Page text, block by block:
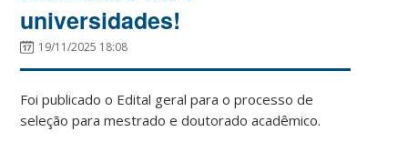
universidades!
19/11/2025 18:08
Foi publicado o Edital geral para o processo de
seleção para mestrado e doutorado acadêmico.